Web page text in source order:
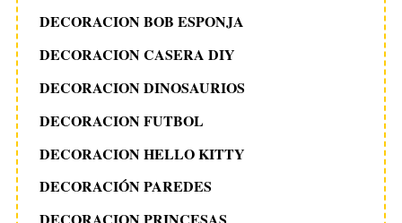
DECORACION BOB ESPONJA
DECORACION CASERA DIY
DECORACION DINOSAURIOS
DECORACION FUTBOL
DECORACION HELLO KITTY
DECORACIÓN PAREDES